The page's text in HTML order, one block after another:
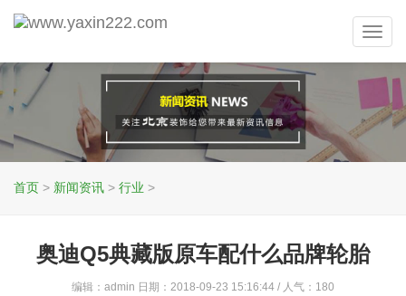
首页 > 新闻资讯 > 行业 >
奥迪Q5典藏版原车配什么品牌轮胎
编辑：admin 日期：2018-09-23 15:16:44 / 人气： 180